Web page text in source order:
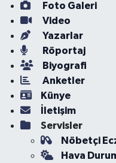
Foto Galeri
Video
Yazarlar
Röportaj
Biyografi
Anketler
Künye
İletişim
Servisler
Nöbetçi
Hava